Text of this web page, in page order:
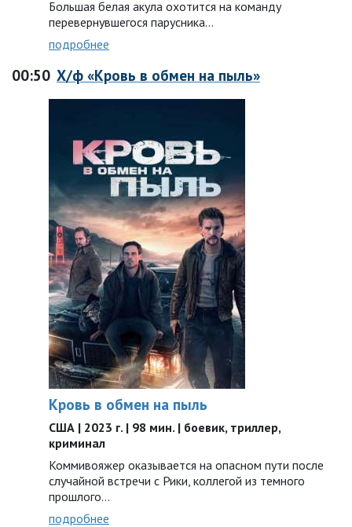
Большая белая акула охотится на команду
перевернувшегося парусника…
подробнее
00:50 Х/ф «Кровь в обмен на пыль»
Кровь в обмен на пыль
США | 2023 г. | 98 мин. | боевик, триллер,
криминал
Коммивояжер оказывается на опасном пути после
случайной встречи с Рики, коллегой из темного
прошлого...
подробнее